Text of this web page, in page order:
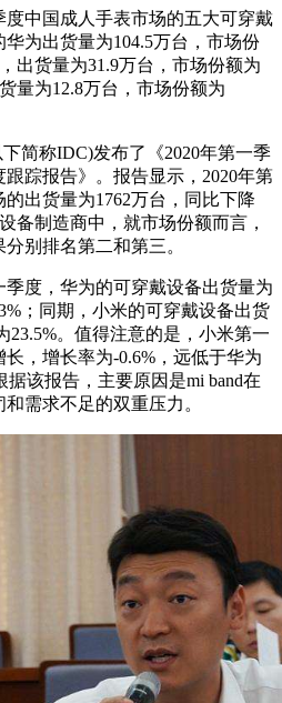
度中国成人手表市场的五大可穿戴
为出货量为104.5万台，市场份
出货量为31.9万台，市场份额为
量为12.8万台，市场份额为
简称IDC)发布了《2020年第一季
踪报告》。报告显示，2020年第
出货量为1762万台，同比下降
备制造商中，就市场份额而言，
别排名第二和第三。
季度，华为的可穿戴设备出货量为
；同期，小米的可穿戴设备出货
23.5%。值得注意的是，小米第一
，增长率为-0.6%，远低于华为
据该报告，主要原因是mi band在
需求不足的双重压力。